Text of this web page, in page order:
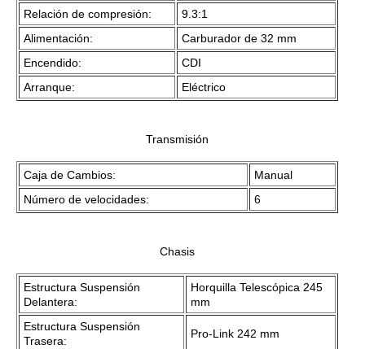
Relación de compresión:
9.3:1
Alimentación:
Carburador de 32 mm
Encendido:
CDI
Arranque:
Eléctrico
Transmisión
Caja de Cambios:
Manual
Número de velocidades:
6
Chasis
Estructura Suspensión
Delantera:
Horquilla Telescópica 245
mm
Estructura Suspensión
Trasera:
Pro-Link 242 mm